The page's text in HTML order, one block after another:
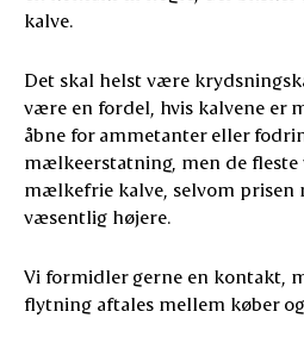
kalve.
Det skal helst være
være en fordel, hvis kalvene er
åbne for ammetanter eller
mælkeerstatning, men de fleste
mælkefrie kalve, selvom prisen
væsentlig højere.
Vi formidler gerne en kontakt,
flytning aftales mellem køber